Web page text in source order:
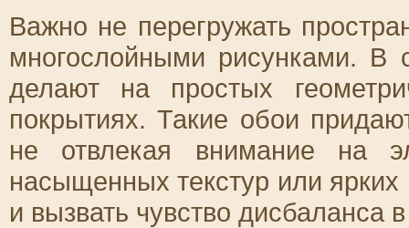
Важно не перегружать
многослойными рисунками. В
делают на простых
покрытиях. Такие обои
не отвлекая внимание на
насыщенных текстур или
и вызвать чувство дисбаланса